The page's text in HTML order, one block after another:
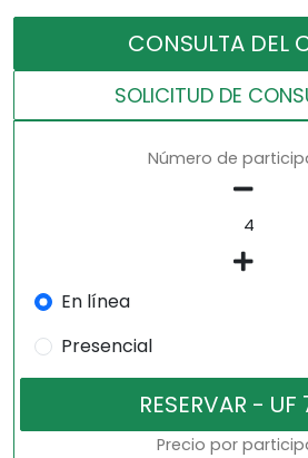
CONSULTA DEL
SOLICITUD DE
Número de
En línea
Presencial
Precio por